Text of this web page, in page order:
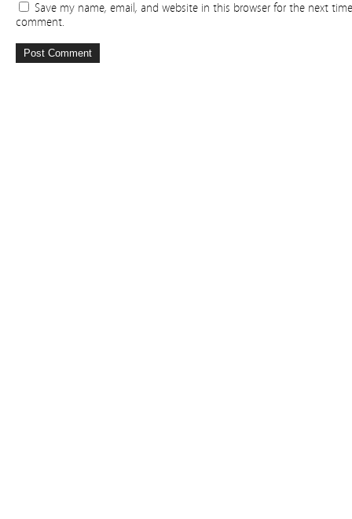
Save my name, email, and website in this browser for the next
comment.